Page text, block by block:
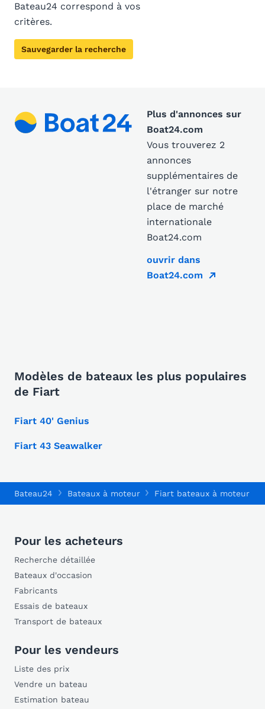
Bateau24 correspond à vos
critères.
Sauvegarder la recherche
Plus d'annonces sur
Boat24.com
Vous trouverez 2
annonces
supplémentaires de
l'étranger sur notre
place de marché
internationale
Boat24.com
ouvrir dans
Boat24.com
Modèles de bateaux les plus populaires
de Fiart
Fiart 40' Genius
Fiart 43 Seawalker
Bateau24 Bateaux à moteur Fiart bateaux à moteur
Pour les acheteurs
Recherche détaillée
Bateaux d'occasion
Fabricants
Essais de bateaux
Transport de bateaux
Pour les vendeurs
Liste des prix
Vendre un bateau
Estimation bateau